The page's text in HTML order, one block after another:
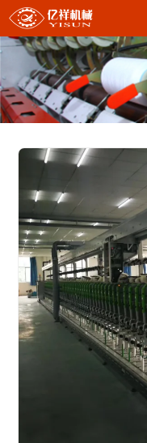
自
络
筒-6